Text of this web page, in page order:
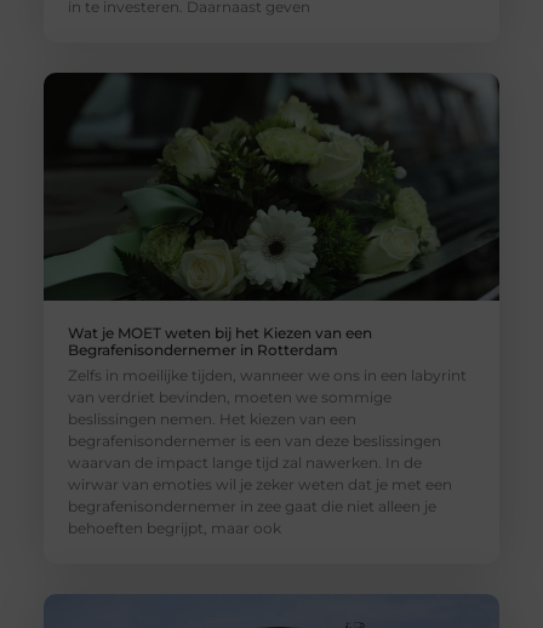
in te investeren. Daarnaast geven
Wat je MOET weten bij het Kiezen van een
Begrafenisondernemer in Rotterdam
Zelfs in moeilijke tijden, wanneer we ons in een labyrint
van verdriet bevinden, moeten we sommige
beslissingen nemen. Het kiezen van een
begrafenisondernemer is een van deze beslissingen
waarvan de impact lange tijd zal nawerken. In de
wirwar van emoties wil je zeker weten dat je met een
begrafenisondernemer in zee gaat die niet alleen je
behoeften begrijpt, maar ook